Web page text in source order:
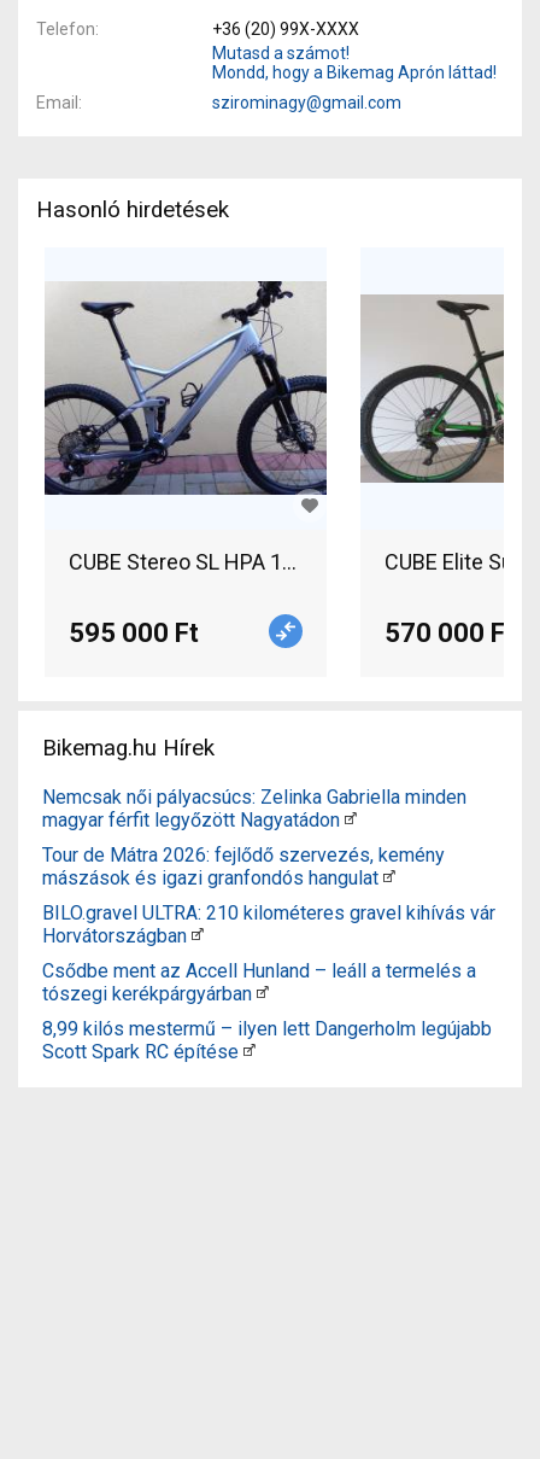
Telefon
+36 (20) 99X-XXXX
Mutasd a számot!
Mondd, hogy a Bikemag Aprón láttad!
Email
szirominagy@gmail.com
Hasonló hirdetések
CUBE Stereo SL HPA 140 Carbon Mountain
595 000 Ft
CUBE Elite
570 000 Ft
Bikemag.hu Hírek
Nemcsak női pályacsúcs: Zelinka Gabriella minden
magyar férfit legyőzött Nagyatádon
Tour de Mátra 2026: fejlődő szervezés, kemény
mászások és igazi granfondós hangulat
BILO.gravel ULTRA: 210 kilométeres gravel kihívás vár
Horvátországban
Csődbe ment az Accell Hunland – leáll a termelés a
tószegi kerékpárgyárban
8,99 kilós mestermű – ilyen lett Dangerholm legújabb
Scott Spark RC építése